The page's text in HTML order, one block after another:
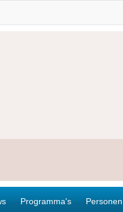
Programma's Personen